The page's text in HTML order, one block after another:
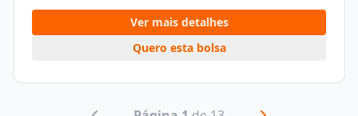
Ver mais detalhes
Quero esta bolsa